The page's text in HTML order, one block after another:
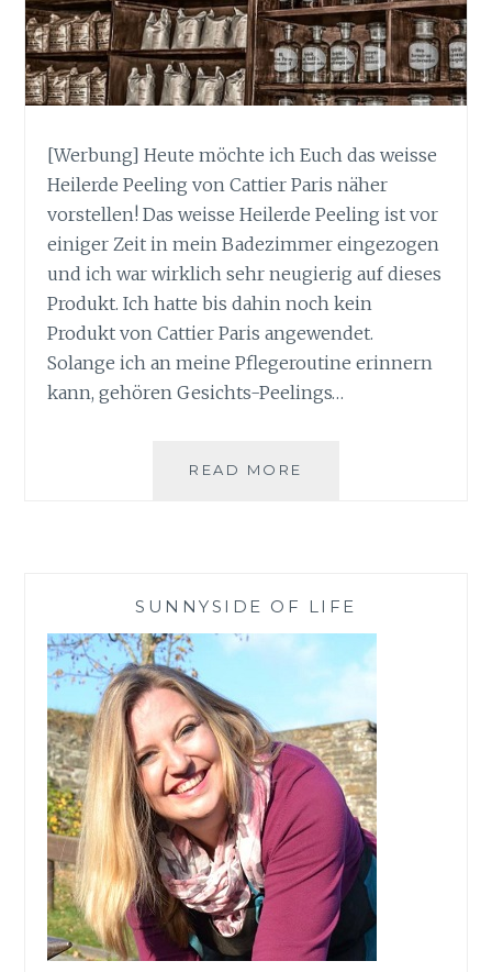
[Werbung] Heute möchte ich Euch das weisse
Heilerde Peeling von Cattier Paris näher
vorstellen! Das weisse Heilerde Peeling ist vor
einiger Zeit in mein Badezimmer eingezogen
und ich war wirklich sehr neugierig auf dieses
Produkt. Ich hatte bis dahin noch kein
Produkt von Cattier Paris angewendet.
Solange ich an meine Pflegeroutine erinnern
kann, gehören Gesichts-Peelings…
READ MORE
SUNNYSIDE OF LIFE